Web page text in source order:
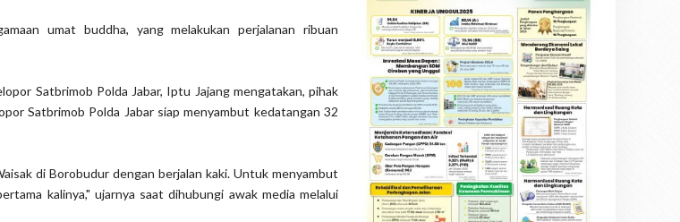
umat buddha, yang melakukan perjalanan ribuan
Satbrimob Polda Jabar, Iptu Jajang mengatakan, pihak
Satbrimob Polda Jabar siap menyambut kedatangan 32
di Borobudur dengan berjalan kaki. Untuk menyambut
kalinya," ujarnya saat dihubungi awak media melalui